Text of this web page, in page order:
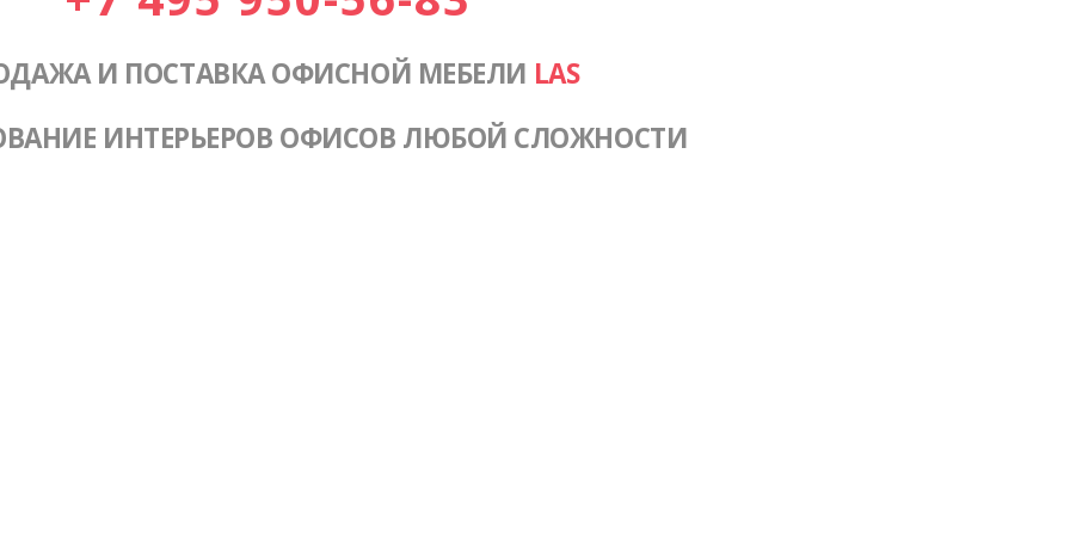
И ПОСТАВКА ОФИСНОЙ МЕБЕЛИ LAS
ИНТЕРЬЕРОВ ОФИСОВ ЛЮБОЙ СЛОЖНОСТИ